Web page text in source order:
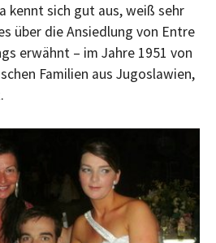
kennt sich gut aus, weiß sehr
über die Ansiedlung von Entre
erwähnt – im Jahre 1951 von
Familien aus Jugoslawien,